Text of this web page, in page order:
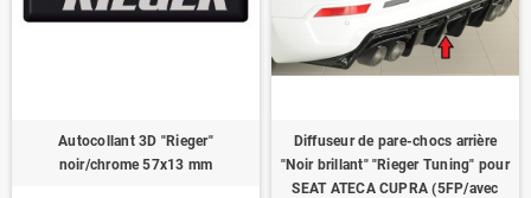
Autocollant 3D "Rieger"
noir/chrome 57x13 mm
Diffuseur de pare-chocs arrière
"Noir brillant" "Rieger Tuning" pour
SEAT ATECA CUPRA (5FP/avec